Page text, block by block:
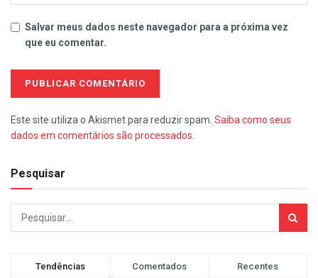
Salvar meus dados neste navegador para a próxima vez
que eu comentar.
Este site utiliza o Akismet para reduzir spam. Saiba como seus
dados em comentários são processados
Pesquisar
Tendências Comentados Recentes